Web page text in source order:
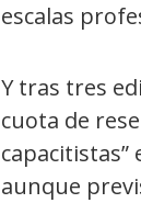
escalas
Y tras tres
cuota de
capacitistas”
aunque